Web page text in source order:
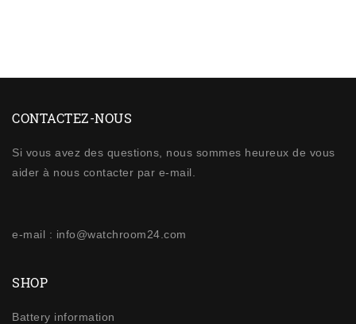
CONTACTEZ-NOUS
Si vous avez des questions, nous sommes heureux de vous
aider à nous contacter par e-mail.
e-mail : info@watchroom24.com
SHOP
Battery information